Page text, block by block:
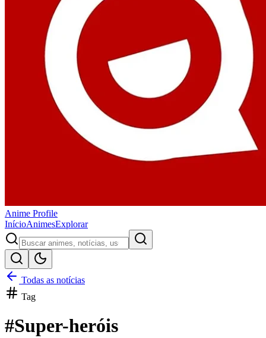
Anime Profile
InícioAnimesExplorar
Todas as notícias
Tag
#Super-heróis